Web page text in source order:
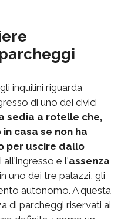
inquilini riguarda
di uno dei civici
sedia a rotelle che,
casa se non ha
per uscire dallo
all'ingresso e l'assenza
in uno dei tre palazzi, gli
autonomo. A questa
di parcheggi riservati ai